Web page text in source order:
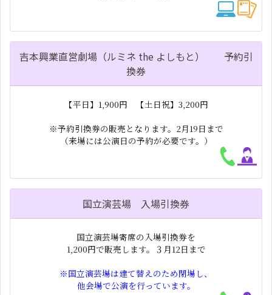
吉本興業直営劇場（ルミネ the よしもと） 予約引
換券
【平日】1,900円 【土日祝】3,200円
※予約引換券の販売となります。2月19日まで
（来場には公演日の予約が必要です。）
国立演芸場 入場引換券
国立演芸場寄席の入場引換券を
1,200円で販売します。３月12日まで
※国立演芸場は建て替えのため閉場し、
他会場で公演を行っています。